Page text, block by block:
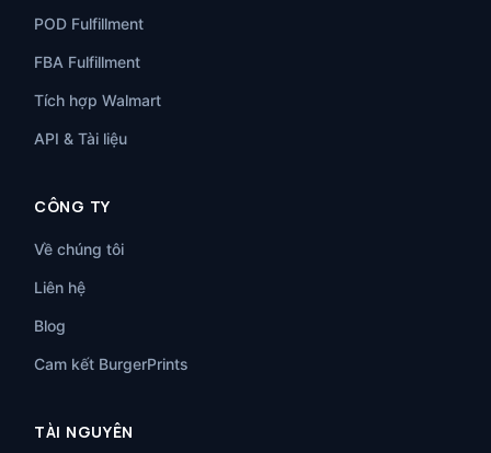
POD Fulfillment
FBA Fulfillment
Tích hợp Walmart
API & Tài liệu
CÔNG TY
Về chúng tôi
Liên hệ
Blog
Cam kết BurgerPrints
TÀI NGUYÊN